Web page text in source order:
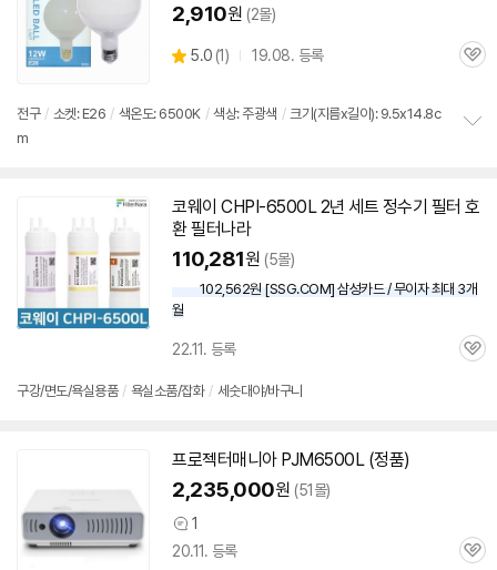
2,910원 (2몰)
별
5.0 (상
리
1) 19.08. 등록
관
전구 / 소켓: E26 / 색온도: 6500K / 색상: 주광색 / 크기(지름x길이): 9.5x14.8c
m
치
코웨이 CHPI-6500L2년 세트 정수기 필터 호
환 필터나라
110,281원 (5몰)
102,562원 [SSG.COM] 삼성카드 / 무이자 최대 3개
월
22.11. 등록
관
구강/면도/욕실용품 / 욕실소품/잡화 / 세숫대야/바구니
프로젝터매니아 PJM6500L(정품)
2,235,000원 (51몰)
상
품
1
20.11. 등록
관